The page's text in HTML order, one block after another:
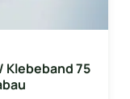
Klebeband 75